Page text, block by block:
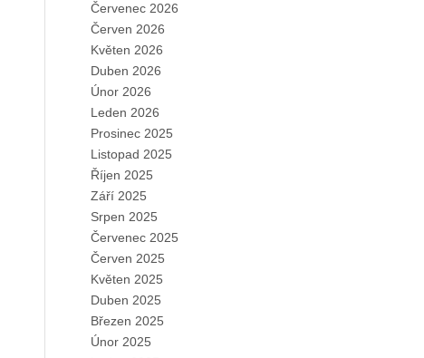
Červenec 2026
Červen 2026
Květen 2026
Duben 2026
Únor 2026
Leden 2026
Prosinec 2025
Listopad 2025
Říjen 2025
Září 2025
Srpen 2025
Červenec 2025
Červen 2025
Květen 2025
Duben 2025
Březen 2025
Únor 2025